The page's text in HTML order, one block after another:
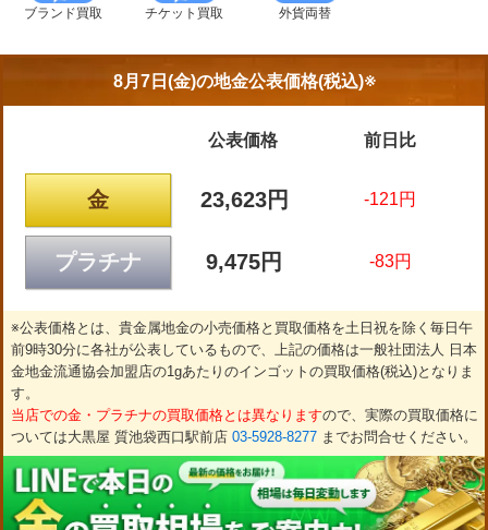
ブランド買取 チケット買取 外貨両替
8月7日(金)の地金公表価格(税込)※
公表価格 前日比
金 23,623円 -121円
プラチナ 9,475円 -83円
※公表価格とは、貴金属地金の小売価格と買取価格を土日祝を除く毎日午
前9時30分に各社が公表しているもので、上記の価格は一般社団法人 日本
金地金流通協会加盟店の1gあたりのインゴットの買取価格(税込)となりま
す。
当店での金・プラチナの買取価格とは異なりますので、実際の買取価格に
ついては大黒屋 質池袋西口駅前店 03-5928-8277までお問合せください。